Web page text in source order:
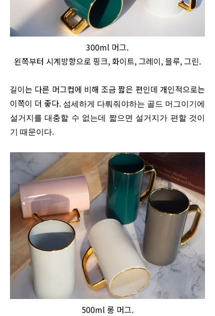
300ml 머그.
왼쪽부터 시계방향으로 핑크, 화이트, 그레이, 블루, 그린.
길이는 다른 머그컵에 비해 조금 짧은 편인데 개인적으로는
이쪽이 더 좋다. 섬세하게 다뤄줘야하는 골드 머그이기에
설거지를 대충할 수 없는데 짧으면 설거지가 편할 것이
기 때문이다.
500ml 롱 머그.